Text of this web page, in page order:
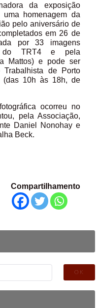
da exposição
uma homenagem da
pelo aniversário de
em 26 de
por 33 imagens
do TRT4 e pela
Mattos) e pode ser
de Porto
10h às 18h, de
ocorreu no
pela Associação,
Daniel Nonohay e
Beck.
Compartilhamento